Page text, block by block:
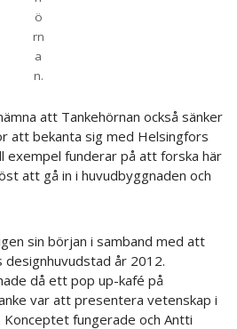
ö
rn
a
n.
att Tankehörnan också sänker
att bekanta sig med Helsingfors
exempel funderar på att forska här
att gå in i huvudbyggnaden och
sin början i samband med att
år 2012.
då ett pop up-kafé på
var att presentera vetenskap i
Konceptet fungerade och Antti